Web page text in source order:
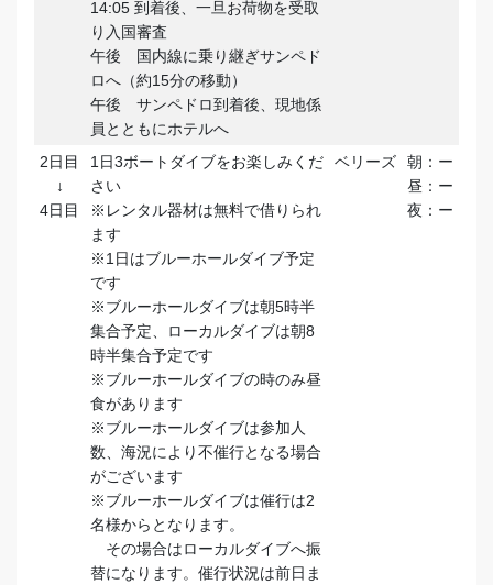
14:05 到着後、一旦お荷物を受取
り入国審査
午後 国内線に乗り継ぎサンペド
ロへ（約15分の移動）
午後 サンペドロ到着後、現地係
員とともにホテルへ
2日目
↓
4日目
1日3ボートダイブをお楽しみくだ
さい
※レンタル器材は無料で借りられ
ます
※1日はブルーホールダイブ予定
です
※ブルーホールダイブは朝5時半
集合予定、ローカルダイブは朝8
時半集合予定です
※ブルーホールダイブの時のみ昼
食があります
※ブルーホールダイブは参加人
数、海況により不催行となる場合
がございます
※ブルーホールダイブは催行は2
名様からとなります。
その場合はローカルダイブへ振
替になります。催行状況は前日ま
ベリーズ
朝：ー
昼：ー
夜：ー